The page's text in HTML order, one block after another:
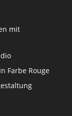
mit
Farbe Rouge